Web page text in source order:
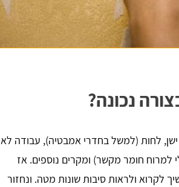
נכונה?
לחות (למשל בחדרי אמבטיה), עבודה לא
חומר מקשר) ומקרים נוספים. אז
לקרוא ולראות סיבות שונות מטה. ונחזור
דור קדם
שיפצתי את הדירה בחריש בזכות האתר הנהדר הזה !